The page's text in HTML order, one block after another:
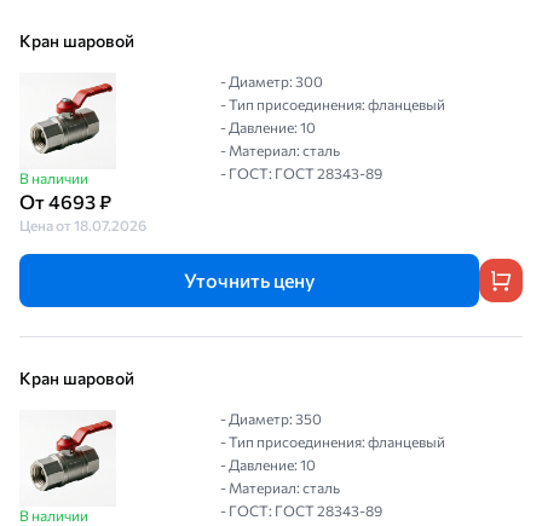
Кран шаровой
В наличии
От 4693 ₽
Цена от 18.07.2026
- Диаметр: 300
- Тип присоединения: фланцевый
- Давление: 10
- Материал: сталь
- ГОСТ: ГОСТ 28343-89
Уточнить цену
Кран шаровой
В наличии
- Диаметр: 350
- Тип присоединения: фланцевый
- Давление: 10
- Материал: сталь
- ГОСТ: ГОСТ 28343-89